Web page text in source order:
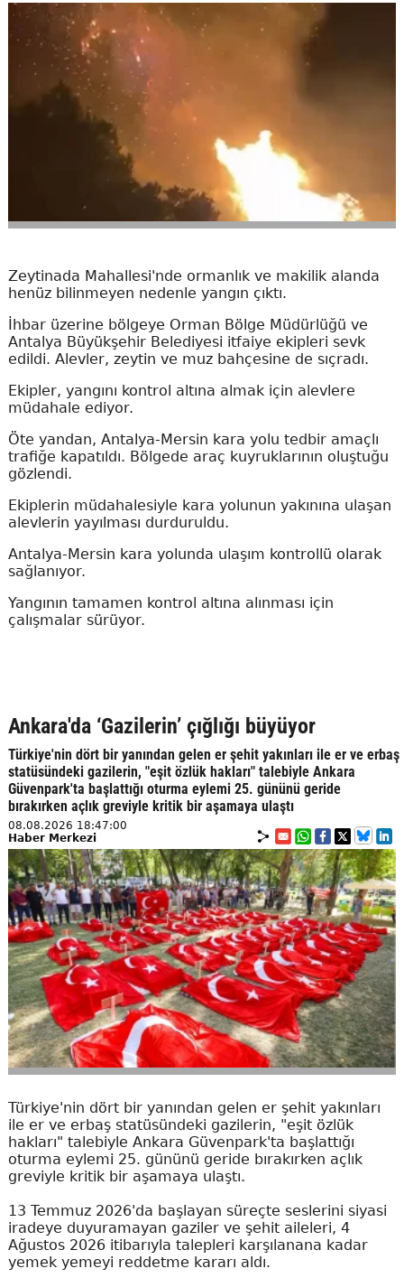
Zeytinada Mahallesi'nde ormanlık ve makilik alanda
henüz bilinmeyen nedenle yangın çıktı.
İhbar üzerine bölgeye Orman Bölge Müdürlüğü ve
Antalya Büyükşehir Belediyesi itfaiye ekipleri sevk
edildi. Alevler, zeytin ve muz bahçesine de sıçradı.
Ekipler, yangını kontrol altına almak için alevlere
müdahale ediyor.
Öte yandan, Antalya-Mersin kara yolu tedbir amaçlı
trafiğe kapatıldı. Bölgede araç kuyruklarının oluştuğu
gözlendi.
Ekiplerin müdahalesiyle kara yolunun yakınına ulaşan
alevlerin yayılması durduruldu.
Antalya-Mersin kara yolunda ulaşım kontrollü olarak
sağlanıyor.
Yangının tamamen kontrol altına alınması için
çalışmalar sürüyor.
Ankara'da ‘Gazilerin’ çığlığı büyüyor
Türkiye'nin dört bir yanından gelen er şehit yakınları ile er ve erbaş
statüsündeki gazilerin, "eşit özlük hakları" talebiyle Ankara
Güvenpark'ta başlattığı oturma eylemi 25. gününü geride
bırakırken açlık greviyle kritik bir aşamaya ulaştı
08.08.2026 18:47:00
Haber Merkezi
Türkiye'nin dört bir yanından gelen er şehit yakınları
ile er ve erbaş statüsündeki gazilerin, "eşit özlük
hakları" talebiyle Ankara Güvenpark'ta başlattığı
oturma eylemi 25. gününü geride bırakırken açlık
greviyle kritik bir aşamaya ulaştı.
13 Temmuz 2026'da başlayan süreçte seslerini siyasi
iradeye duyuramayan gaziler ve şehit aileleri, 4
Ağustos 2026 itibarıyla talepleri karşılanana kadar
yemek yemeyi reddetme kararı aldı.